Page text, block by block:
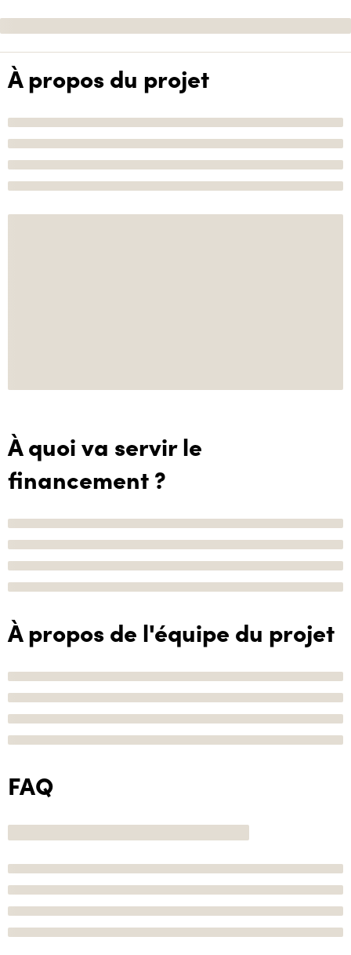
À propos du projet
À quoi va servir le
financement ?
À propos de l'équipe du projet
FAQ